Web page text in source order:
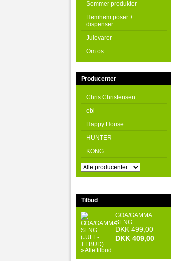
Sommer produkter
Hømhøm poser +
dispenser
Julevarer
Om os
Producenter
Chris Christensen
ebi
Happy House
HUNTER
KONG
Tilbud
GOA/GAMMA
SENG
DKK 499,00
DKK 409,00
» Alle tilbud